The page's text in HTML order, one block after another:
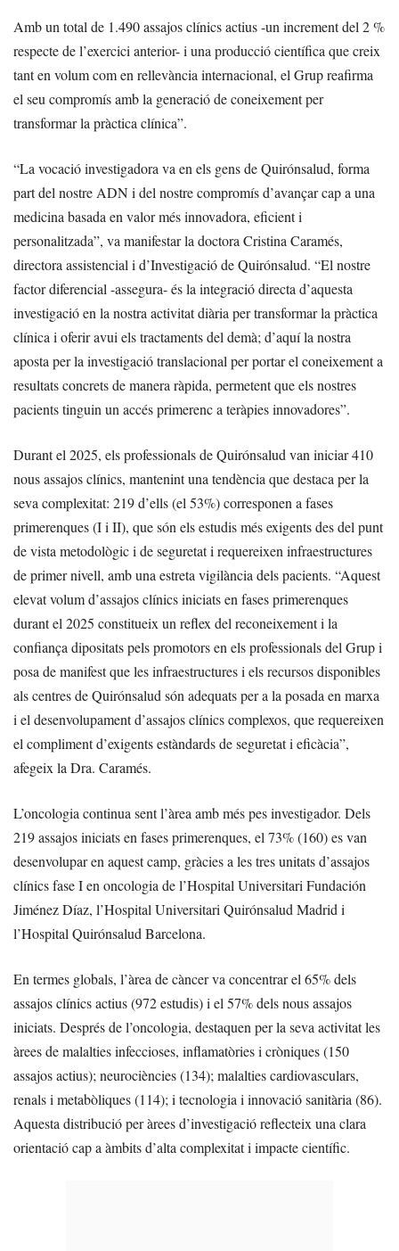
Amb un total de 1.490 assajos clínics actius -un increment del 2 %
respecte de l’exercici anterior- i una producció científica que creix
tant en volum com en rellevància internacional, el Grup reafirma
el seu compromís amb la generació de coneixement per
transformar la pràctica clínica”.
“La vocació investigadora va en els gens de Quirónsalud, forma
part del nostre ADN i del nostre compromís d’avançar cap a una
medicina basada en valor més innovadora, eficient i
personalitzada”, va manifestar la doctora Cristina Caramés,
directora assistencial i d’Investigació de Quirónsalud. “El nostre
factor diferencial -assegura- és la integració directa d’aquesta
investigació en la nostra activitat diària per transformar la pràctica
clínica i oferir avui els tractaments del demà; d’aquí la nostra
aposta per la investigació translacional per portar el coneixement a
resultats concrets de manera ràpida, permetent que els nostres
pacients tinguin un accés primerenc a teràpies innovadores”.
Durant el 2025, els professionals de Quirónsalud van iniciar 410
nous assajos clínics, mantenint una tendència que destaca per la
seva complexitat: 219 d’ells (el 53%) corresponen a fases
primerenques (I i II), que són els estudis més exigents des del punt
de vista metodològic i de seguretat i requereixen infraestructures
de primer nivell, amb una estreta vigilància dels pacients. “Aquest
elevat volum d’assajos clínics iniciats en fases primerenques
durant el 2025 constitueix un reflex del reconeixement i la
confiança dipositats pels promotors en els professionals del Grup i
posa de manifest que les infraestructures i els recursos disponibles
als centres de Quirónsalud són adequats per a la posada en marxa
i el desenvolupament d’assajos clínics complexos, que requereixen
el compliment d’exigents estàndards de seguretat i eficàcia”,
afegeix la Dra. Caramés.
L’oncologia continua sent l’àrea amb més pes investigador. Dels
219 assajos iniciats en fases primerenques, el 73% (160) es van
desenvolupar en aquest camp, gràcies a les tres unitats d’assajos
clínics fase I en oncologia de l’Hospital Universitari Fundación
Jiménez Díaz, l’Hospital Universitari Quirónsalud Madrid i
l’Hospital Quirónsalud Barcelona.
En termes globals, l’àrea de càncer va concentrar el 65% dels
assajos clínics actius (972 estudis) i el 57% dels nous assajos
iniciats. Després de l’oncologia, destaquen per la seva activitat les
àrees de malalties infeccioses, inflamatòries i cròniques (150
assajos actius); neurociències (134); malalties cardiovasculars,
renals i metabòliques (114); i tecnologia i innovació sanitària (86).
Aquesta distribució per àrees d’investigació reflecteix una clara
orientació cap a àmbits d’alta complexitat i impacte científic.